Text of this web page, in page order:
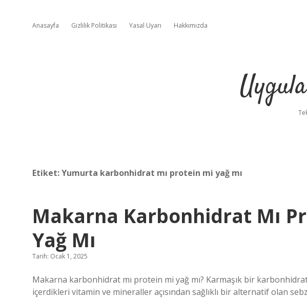
Anasayfa Gizlilik Politikası Yasal Uyarı Hakkımızda
Etiket:Yumurta karbonhidrat mı protein mi yağ mı
Makarna Karbonhidrat Mı
Yağ Mı
Tarih: Ocak 1, 2025
Makarna karbonhidrat mı protein mi yağ mı? Karmaşık bir
içerdikleri vitamin ve mineraller açısından sağlıklı bir alternatif olan